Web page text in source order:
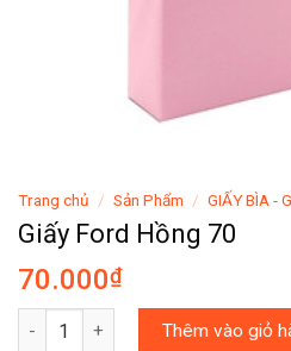
Trang chủ / Sản Phẩm / GIẤY BÌA -
Giấy Ford Hồng 70
70.000₫
Giấy Ford Hồng 70 số lượng
Thêm vào giỏ